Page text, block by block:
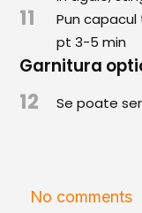
Regulament de
CONCURS
11
Pun
pt 3-5 min
Garnitura
12 Se poate